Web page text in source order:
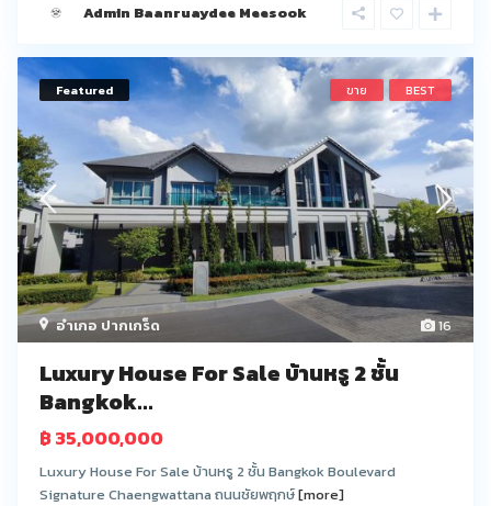
Admin Baanruaydee Meesook
16
อำเภอ ปากเกร็ด
Featured ขาย BEST
Luxury House For Sale บ้านหรู 2 ชั้น
Bangkok...
฿ 35,000,000
Luxury House For Sale บ้านหรู 2 ชั้น Bangkok Boulevard
Signature Chaengwattana ถนนชัยพฤกษ์[more]